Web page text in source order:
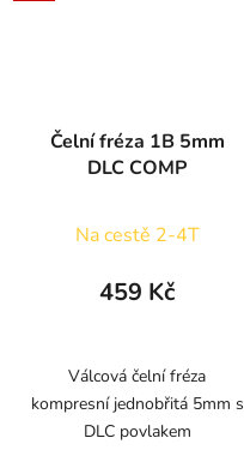
Čelní fréza 1B 5mm
DLC COMP
Na cestě 2-4T
459 Kč
Válcová čelní fréza
kompresní jednobřitá 5mm s
DLC povlakem